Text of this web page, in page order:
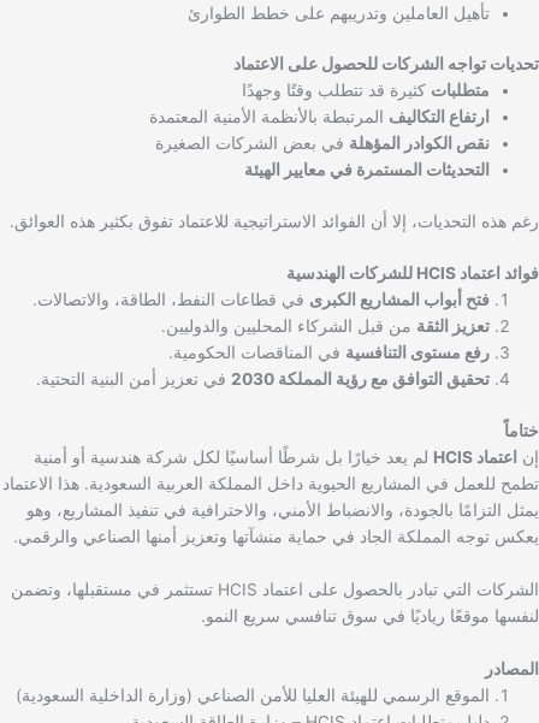
تأهيل العاملين وتدريبهم على خطط الطوارئ
تحديات تواجه الشركات للحصول على الاعتماد
متطلبات كثيرة قد تتطلب وقتًا وجهدًا
ارتفاع التكاليف المرتبطة بالأنظمة الأمنية المعتمدة
نقص الكوادر المؤهلة في بعض الشركات الصغيرة
التحديثات المستمرة في معايير الهيئة
رغم هذه التحديات، إلا أن الفوائد الاستراتيجية للاعتماد تفوق بكثير هذه العوائق.
فوائد اعتماد HCIS للشركات الهندسية
فتح أبواب المشاريع الكبرى في قطاعات النفط، الطاقة، والاتصالات.
تعزيز الثقة من قبل الشركاء المحليين والدوليين.
رفع مستوى التنافسية في المناقصات الحكومية.
تحقيق التوافق مع رؤية المملكة 2030
في تعزيز أمن البنية التحتية.
ختاماً
إن اعتماد HCIS
لم يعد خيارًا بل شرطًا أساسيًا لكل شركة هندسية أو أمنية
تطمح للعمل في المشاريع الحيوية داخل المملكة العربية السعودية. هذا الاعتماد
يمثل التزامًا بالجودة، والانضباط الأمني، والاحترافية في تنفيذ المشاريع، وهو
يعكس توجه المملكة الجاد في حماية منشآتها وتعزيز أمنها الصناعي والرقمي.
الشركات التي تبادر بالحصول على اعتماد HCIS تستثمر في مستقبلها، وتضمن
لنفسها موقعًا رياديًا في سوق تنافسي سريع النمو.
المصادر
الموقع الرسمي للهيئة العليا للأمن الصناعي (وزارة الداخلية السعودية)